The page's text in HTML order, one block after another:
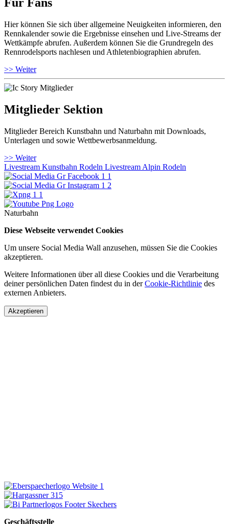
Für Fans
Hier können Sie sich über allgemeine Neuigkeiten informieren, den
Rennkalender sowie die Ergebnisse einsehen und Live-Streams der
Wettkämpfe abrufen. Außerdem können Sie die Grundregeln des
Rennrodelsports nachlesen und Athletenbiographien abrufen.
>> Weiter
Mitglieder Sektion
Mitglieder Bereich Kunstbahn und Naturbahn mit Downloads,
Unterlagen und sowie Wettbewerbsanmeldung.
>> Weiter
Livestream Kunstbahn Rodeln Livestream Alpin Rodeln
Naturbahn
Diese Webseite verwendet Cookies
Um unsere Social Media Wall anzusehen, müssen Sie die Cookies
akzeptieren.
Weitere Informationen über all diese Cookies und die Verarbeitung
deiner persönlichen Daten findest du in derCookie-Richtlinie des
externen Anbieters.
Akzeptieren
Geschäftsstelle